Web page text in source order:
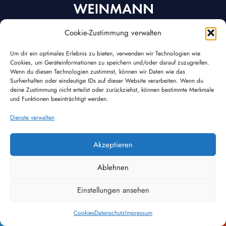
Cookie-Zustimmung verwalten
Um dir ein optimales Erlebnis zu bieten, verwenden wir Technologien wie
Cookies, um Geräteinformationen zu speichern und/oder darauf zuzugreifen.
Wenn du diesen Technologien zustimmst, können wir Daten wie das
Surfverhalten oder eindeutige IDs auf dieser Website verarbeiten. Wenn du
deine Zustimmung nicht erteilst oder zurückziehst, können bestimmte Merkmale
und Funktionen beeinträchtigt werden.
Dienste verwalten
Akzeptieren
Ablehnen
Einstellungen ansehen
CookiesDatenschutzImpressum
Home
News
Team
Karriere
Rechtliches
Impressum
Datenschutz
Cookies
Trend Pool
TrendSPA
Frankenstraße 1-4
63776 Mömbris
+49 6029 / 95797-0
tp@weinmann.gmbh